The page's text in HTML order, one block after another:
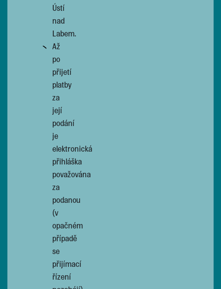
Ústí
nad
Labem.
Až
po
přijetí
platby
za
její
podání
je
elektronická
přihláška
považována
za
podanou
(v
opačném
případě
se
přijímací
řízení